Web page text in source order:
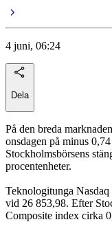
4 juni, 06:24
Dela
På den breda
onsdagen på minus
Stockholmsbörsens
procentenheter.
Teknologitunga
vid 26 853,98. Efter
Composite index cirka